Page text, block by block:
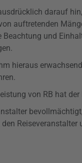
darauf
auftretenden
Beachtung und
hieraus
von RB hat